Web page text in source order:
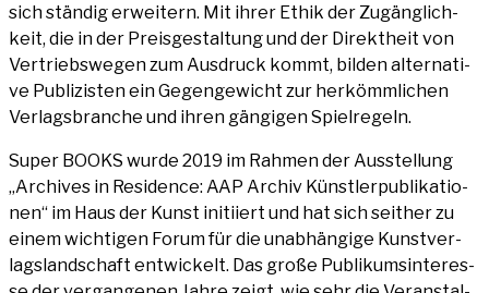
sich stän­dig erwei­tern. Mit ihrer Ethik der Zugäng­lich­
keit, die in der Preis­ge­stal­tung und der Direkt­heit von
Ver­triebs­we­gen zum Aus­druck kommt, bil­den alter­na­ti­
ve Publi­zis­ten ein Gegen­ge­wicht zur her­kömm­li­chen
Ver­lags­bran­che und ihren gän­gi­gen Spielregeln.
Super BOOKS wur­de 2019 im Rah­men der Aus­stel­lung
„Archi­ves in Resi­dence: AAP Archiv Künst­ler­pu­bli­ka­tio­
nen“ im Haus der Kunst initi­iert und hat sich seit­her zu
einem wich­ti­gen Forum für die unab­hän­gi­ge Kunst­ver­
lags­land­schaft ent­wi­ckelt. Das gro­ße Publi­kums­in­ter­es­